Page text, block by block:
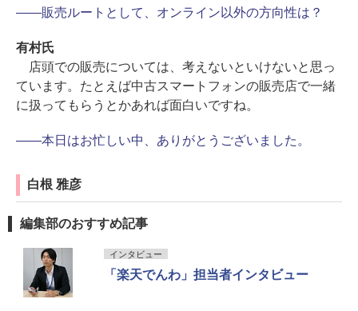
――販売ルートとして、オンライン以外の方向性は？
有村氏
店頭での販売については、考えないといけないと思っ
ています。たとえば中古スマートフォンの販売店で一緒
に扱ってもらうとかあれば面白いですね。
――本日はお忙しい中、ありがとうございました。
白根 雅彦
編集部のおすすめ記事
インタビュー
「楽天でんわ」担当者インタビュー